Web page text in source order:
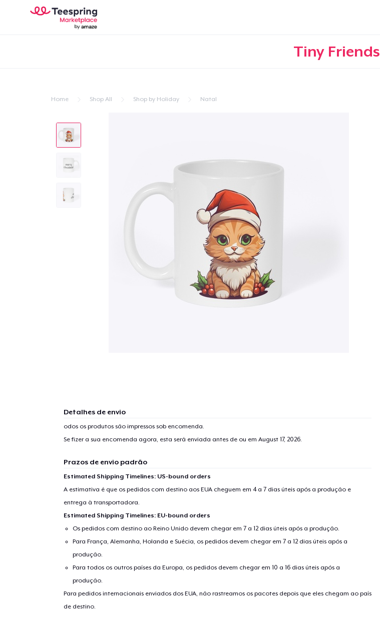
Tiny Friends
Home Shop All Shop by Holiday Natal
Detalhes de envio
odos os produtos são impressos sob encomenda.
Se fizer a sua encomenda agora, esta será enviada antes de ou em August 17, 2026.
Prazos de envio padrão
Estimated Shipping Timelines: US-bound orders
A estimativa é que os pedidos com destino aos EUA cheguem em 4 a 7 dias úteis após a produção e
entrega à transportadora.
Estimated Shipping Timelines: EU-bound orders
Os pedidos com destino ao Reino Unido devem chegar em 7 a 12 dias úteis após a produção.
Para França, Alemanha, Holanda e Suécia, os pedidos devem chegar em 7 a 12 dias úteis após a
produção.
Para todos os outros países da Europa, os pedidos devem chegar em 10 a 16 dias úteis após a
produção.
Para pedidos internacionais enviados dos EUA, não rastreamos os pacotes depois que eles chegam ao país
de destino.